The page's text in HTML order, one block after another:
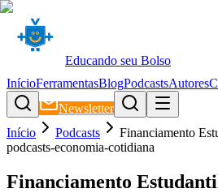
Educando seu Bolso
InícioFerramentasBlogPodcastsAutores
Newsletter
Início
Podcasts
Financiamento
podcasts-economia-cotidiana
Financiamento